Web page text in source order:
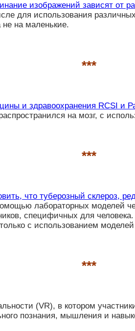
изображений зависят от
для использования
на маленькие.
***
и здравоохранения RCSI и
на мозг, с
***
что туберозный склероз,
лабораторных моделей
специфичных для
с использованием моделей
***
(VR), в котором
познания, мышления и